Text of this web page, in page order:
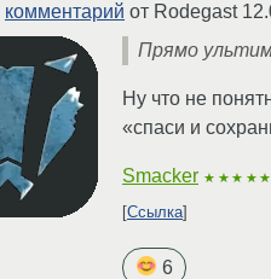
комментарий от Rodegast
Прямо
Ну что не
«спаси и
Smacker ★★★★★
Ссылка
6